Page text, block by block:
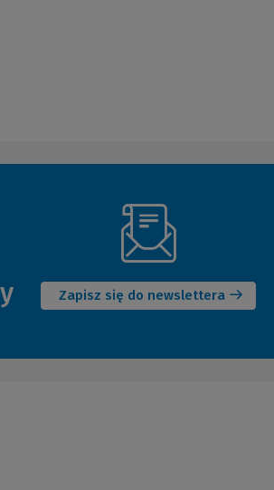
Zapisz się do newslettera
okno)